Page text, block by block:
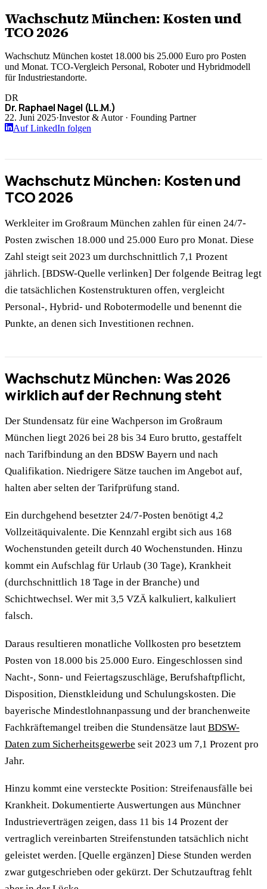
Wachschutz München: Kosten und
TCO 2026
Wachschutz München kostet 18.000 bis 25.000 Euro pro Posten
und Monat. TCO-Vergleich Personal, Roboter und Hybridmodell
für Industriestandorte.
DR
Dr. Raphael Nagel (LL.M.)
22. Juni 2025·Investor & Autor · Founding Partner
Auf LinkedIn folgen
Wachschutz München: Kosten und
TCO 2026
Werkleiter im Großraum München zahlen für einen 24/7-
Posten zwischen 18.000 und 25.000 Euro pro Monat. Diese
Zahl steigt seit 2023 um durchschnittlich 7,1 Prozent
jährlich. [BDSW-Quelle verlinken] Der folgende Beitrag legt
die tatsächlichen Kostenstrukturen offen, vergleicht
Personal-, Hybrid- und Robotermodelle und benennt die
Punkte, an denen sich Investitionen rechnen.
Wachschutz München: Was 2026
wirklich auf der Rechnung steht
Der Stundensatz für eine Wachperson im Großraum
München liegt 2026 bei 28 bis 34 Euro brutto, gestaffelt
nach Tarifbindung an den BDSW Bayern und nach
Qualifikation. Niedrigere Sätze tauchen im Angebot auf,
halten aber selten der Tarifprüfung stand.
Ein durchgehend besetzter 24/7-Posten benötigt 4,2
Vollzeitäquivalente. Die Kennzahl ergibt sich aus 168
Wochenstunden geteilt durch 40 Wochenstunden. Hinzu
kommt ein Aufschlag für Urlaub (30 Tage), Krankheit
(durchschnittlich 18 Tage in der Branche) und
Schichtwechsel. Wer mit 3,5 VZÄ kalkuliert, kalkuliert
falsch.
Daraus resultieren monatliche Vollkosten pro besetztem
Posten von 18.000 bis 25.000 Euro. Eingeschlossen sind
Nacht-, Sonn- und Feiertagszuschläge, Berufshaftpflicht,
Disposition, Dienstkleidung und Schulungskosten. Die
bayerische Mindestlohnanpassung und der branchenweite
Fachkräftemangel treiben die Stundensätze laut BDSW-
Daten zum Sicherheitsgewerbe seit 2023 um 7,1 Prozent pro
Jahr.
Hinzu kommt eine versteckte Position: Streifenausfälle bei
Krankheit. Dokumentierte Auswertungen aus Münchner
Industrieverträgen zeigen, dass 11 bis 14 Prozent der
vertraglich vereinbarten Streifenstunden tatsächlich nicht
geleistet werden. [Quelle ergänzen] Diese Stunden werden
zwar gutgeschrieben oder gekürzt. Der Schutzauftrag fehlt